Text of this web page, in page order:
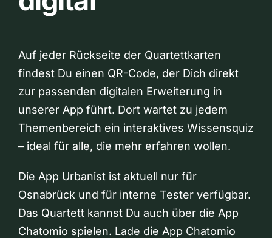
Auf jeder Rückseite der Quartettkarten
findest Du einen QR-Code, der Dich direkt
zur passenden digitalen Erweiterung in
unserer App führt. Dort wartet zu jedem
Themenbereich ein interaktives Wissensquiz
– ideal für alle, die mehr erfahren wollen.
Die App Urbanist ist aktuell nur für
Osnabrück und für interne Tester verfügbar.
Das Quartett kannst Du auch über die App
Chatomio spielen. Lade die App Chatomio